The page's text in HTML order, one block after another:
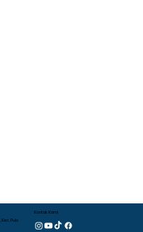
Kec. Pulo
Kontak Kami